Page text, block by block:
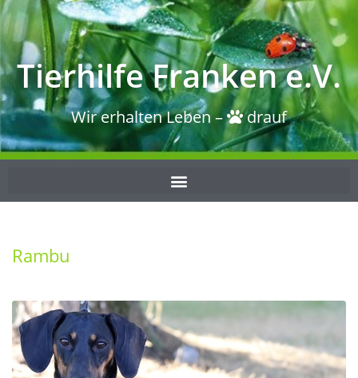
Tierhilfe Franken e.V.
Wir erhalten Leben – drauf
Rambu